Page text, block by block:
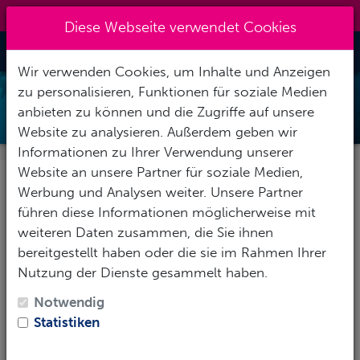
Toggle
GRUPPENREISE ECUDAOR UND
GALAPAGOS 2026
31. Oktober - 17. November 2026
Ecuador ist eines der variationsreichsten Länder der
Erde: die koloniale Hauptstadt Quito, der höchste
freistehende Vulkan der Welt – der Cotopaxi – bunte
erzeugen eine ganz eigene Atmosphäre. Dazu bietet
das Land das wohl beste Tauchgebiet der Welt: die
Diese Webseite verwendet Cookies
Wir verwenden Cookies, um Inhalte und Anzeigen
zu personalisieren, Funktionen für soziale Medien
anbieten zu können und die Zugriffe auf unsere
Website zu analysieren. Außerdem geben wir
Informationen zu Ihrer Verwendung unserer
Website an unsere Partner für soziale Medien,
Werbung und Analysen weiter. Unsere Partner
führen diese Informationen möglicherweise mit
weiteren Daten zusammen, die Sie ihnen
bereitgestellt haben oder die sie im Rahmen Ihrer
Nutzung der Dienste gesammelt haben.
Notwendig
Statistiken